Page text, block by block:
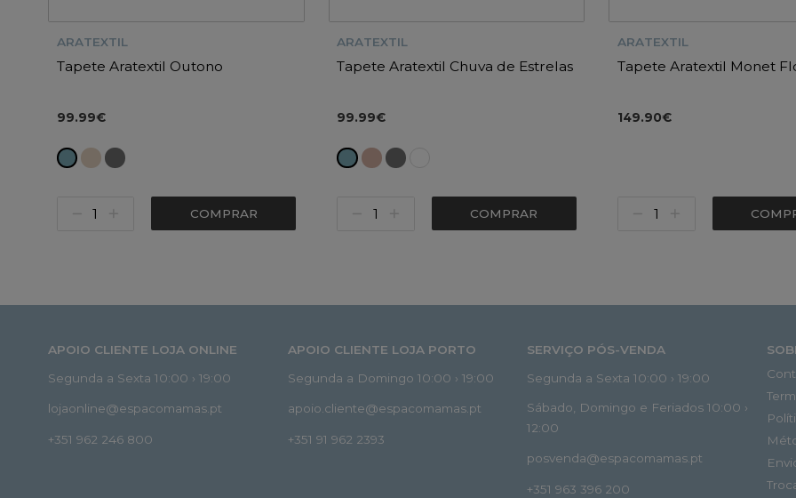
ARATEXTIL
Tapete Aratextil Outono
99.99€
COMPRAR
ARATEXTIL
Tapete Aratextil Chuva de Estrelas
99.99€
COMPRAR
ARATEXTIL
Tapete Aratextil Monet
149.90€
APOIO CLIENTE LOJA ONLINE
Segunda a Sexta 10:00 › 19:00
lojaonline@espacomamas.pt
+351 962 246 800
APOIO CLIENTE LOJA PORTO
Segunda a Domingo 10:00 › 19:00
apoio.cliente@espacomamas.pt
+351 91 962 2393
SERVIÇO PÓS-VENDA
Segunda a Sexta 10:00 › 19:00
Sábado, Domingo e Feriados 10:00 ›
12:00
posvenda@espacomamas.pt
+351 963 396 200